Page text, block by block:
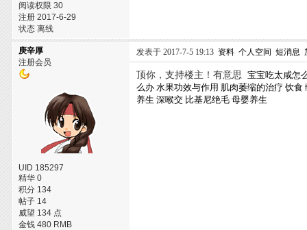
阅读权限 30
注册 2017-6-29
状态 离线
庚辛厚
注册会员
UID 185297
精华 0
积分 134
帖子 14
威望 134 点
金钱 480 RMB
发表于 2017-7-5 19:13 资料 个人空间 短消息
顶你，支持楼主！有意思
宝宝吃太咸怎
么办 水果功效与作用 肌肉萎缩的治疗 饮食
养生 深喉交 比基尼绝毛 母婴养生